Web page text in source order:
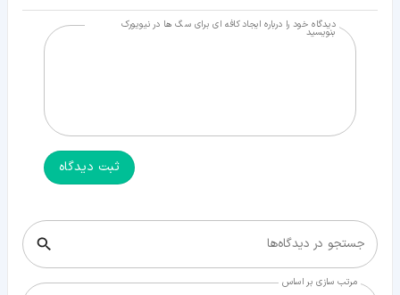
دیدگاه خود را درباره ایجاد کافه ای برای سگ ها در نیویورک
بنویسید
ثبت دیدگاه
جستجو در دیدگاه‌ها
مرتب سازی بر اساس